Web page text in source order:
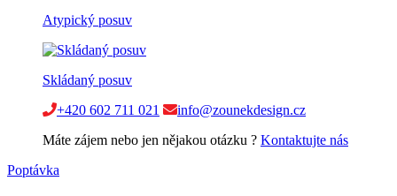
Atypický posuv
Skládaný posuv
+420 602 711 021
info@zounekdesign.cz
Máte zájem nebo jen nějakou otázku ? Kontaktujte nás
Poptávka